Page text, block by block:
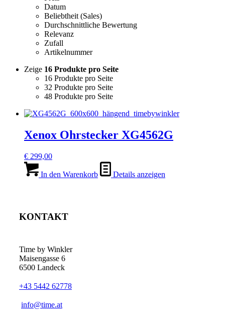
Datum
Beliebtheit (Sales)
Durchschnittliche Bewertung
Relevanz
Zufall
Artikelnummer
Zeige 16 Produkte pro Seite
16 Produkte pro Seite
32 Produkte pro Seite
48 Produkte pro Seite
Xenox Ohrstecker XG4562G
€ 299,00
In den Warenkorb Details anzeigen
KONTAKT
Time by Winkler
Maisengasse 6
6500 Landeck
+43 5442 62778
­info@time.at